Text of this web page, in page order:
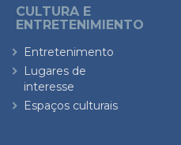
CULTURA E
ENTRETENIMIENTO
Entretenimento
Lugares de
interesse
Espaços culturais